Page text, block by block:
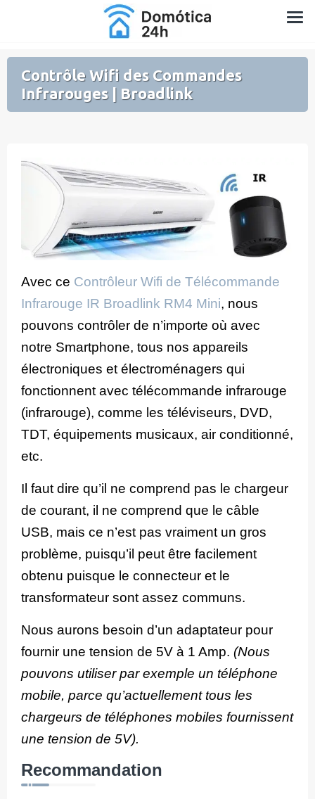
Domotique pour la Maison et le Jardin
Contrôle Wifi des Commandes
Infrarouges | Broadlink
Avec ce Contrôleur Wifi de Télécommande
Infrarouge IR Broadlink RM4 Mini, nous
pouvons contrôler de n’importe où avec
notre Smartphone, tous nos appareils
électroniques et électroménagers qui
fonctionnent avec télécommande infrarouge
(infrarouge), comme les téléviseurs, DVD,
TDT, équipements musicaux, air conditionné,
etc.
Il faut dire qu’il ne comprend pas le chargeur
de courant, il ne comprend que le câble
USB, mais ce n’est pas vraiment un gros
problème, puisqu’il peut être facilement
obtenu puisque le connecteur et le
transformateur sont assez communs.
Nous aurons besoin d’un adaptateur pour
fournir une tension de 5V à 1 Amp. (Nous
pouvons utiliser par exemple un téléphone
mobile, parce qu’actuellement tous les
chargeurs de téléphones mobiles fournissent
une tension de 5V).
Recommandation